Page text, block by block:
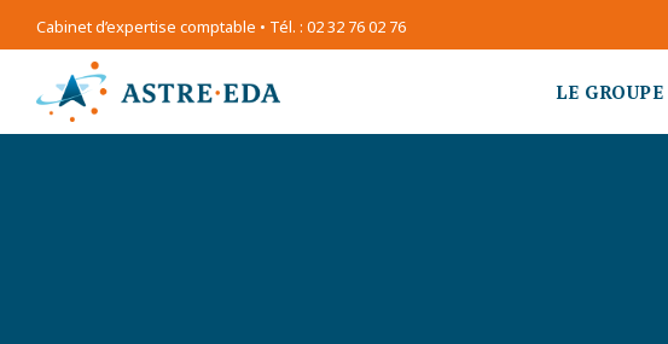
Cabinet d’expertise comptable • Tél. : 02 32 76 02 76
LE GROUPE